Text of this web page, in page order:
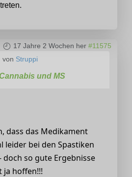
17 Jahre 2 Wochen her #11575
von Struppi
und MS
dass das Medikament
leider bei den Spastiken
doch so gute Ergebnisse
ja hoffen!!!